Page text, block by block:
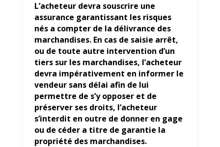
L’acheteur devra souscrire une
assurance garantissant les risques
nés a compter de la délivrance des
marchandises. En cas de saisie arrêt,
ou de toute autre intervention d’un
tiers sur les marchandises, l’acheteur
devra impérativement en informer le
vendeur sans délai afin de lui
permettre de s’y opposer et de
préserver ses droits, l’acheteur
s’interdit en outre de donner en gage
ou de céder a titre de garantie la
propriété des marchandises.